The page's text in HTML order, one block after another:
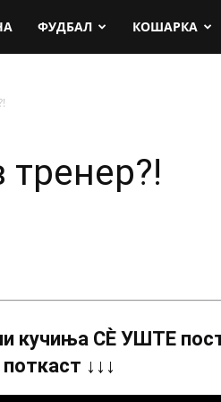
ФУДБАЛ КОШАРКА
кучиња СÈ УШТЕ
↓↓↓